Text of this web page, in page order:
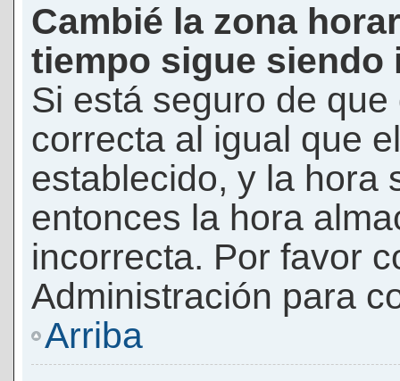
Cambié la zona
tiempo sigue siendo
Si está seguro de
correcta al igual que
establecido, y la hora
entonces la hora
incorrecta. Por favor
Administración para
Arriba